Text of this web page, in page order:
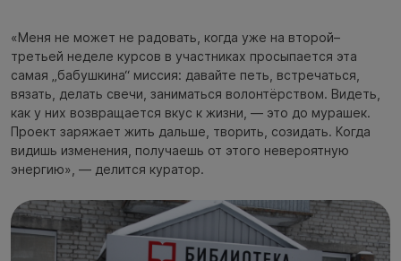
«Меня не может не радовать, когда уже на второй–
третьей неделе курсов в участниках просыпается эта
самая „бабушкина“ миссия: давайте петь, встречаться,
вязать, делать свечи, заниматься волонтёрством. Видеть,
как у них возвращается вкус к жизни, — это до мурашек.
Проект заряжает жить дальше, творить, созидать. Когда
видишь изменения, получаешь от этого невероятную
энергию», — делится куратор.